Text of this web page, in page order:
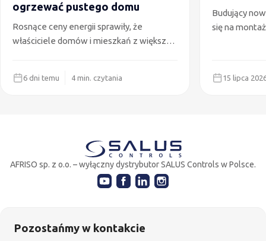
ogrzewać pustego domu
Rosnące ceny energii sprawiły, że
właściciele domów i mieszkań z większą
polega na tym, że te same osoby każdego
nieobecności domowników, klimatyzacja
chłodząca puste pomieszczenia oraz
ciepło uciekające przez otwarte okna. To
wciąż codzienność w wielu polskich
instalując automatykę sterującą.
6 dni temu 4 min. czytania
Budujący
się na
rzeczywiście
konkretnego
15 lipca
AFRISO sp. z o.o. – wyłączny dystrybutor SALUS Controls w Polsce.
Pozostańmy w kontakcie